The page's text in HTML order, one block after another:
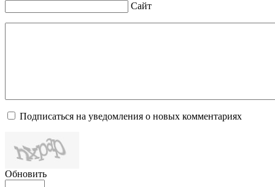
Сайт
Подписаться на уведомления о новых комментариях
Обновить